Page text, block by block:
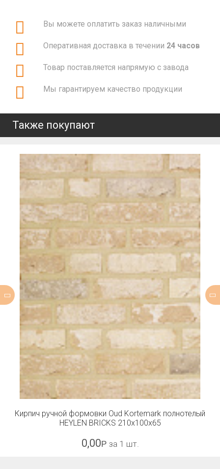
Вы можете оплатить заказ наличными
Оперативная доставка в течении 24 часов
Товар поставляется напрямую с завода
Мы гарантируем качество продукции
Также покупают
Кирпич ручной формовки Oud Kortemark полнотелый
HEYLEN BRICKS 210x100x65
0,00Р за 1 шт.